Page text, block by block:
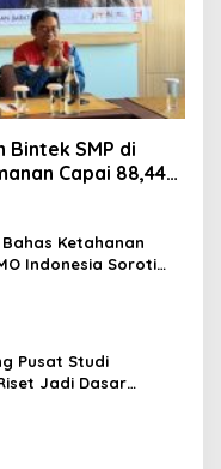
Bintek SMP di
Capai 88,44
Bahas Ketahanan
Indonesia Soroti
Lintas Sektor
Pusat Studi
Jadi Dasar